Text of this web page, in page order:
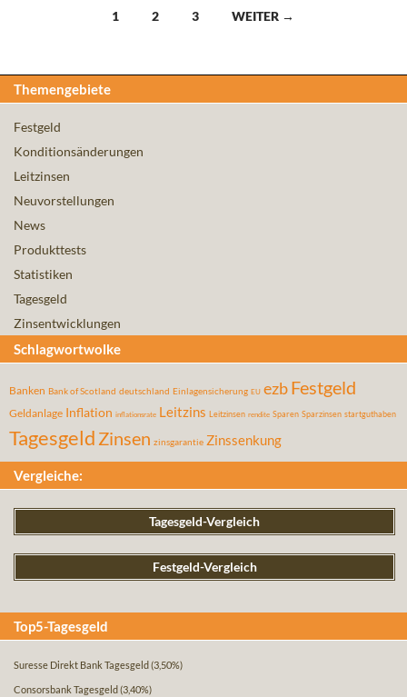
Beitragsnavigation
1 2 3 WEITER →
Themengebiete
Festgeld
Konditionsänderungen
Leitzinsen
Neuvorstellungen
News
Produkttests
Statistiken
Tagesgeld
Zinsentwicklungen
Schlagwortwolke
Banken Bank of Scotland deutschland Einlagensicherung EU ezbFestgeld
Geldanlage Inflation inflationsrate Leitzins Leitzinsen rendite Sparen Sparzinsen startguthaben
Tagesgeld Zinsen zinsgarantie Zinssenkung
Vergleiche:
Tagesgeld-Vergleich
Festgeld-Vergleich
Top5-Tagesgeld
Suresse Direkt Bank Tagesgeld (3,50%)
Consorsbank Tagesgeld (3,40%)